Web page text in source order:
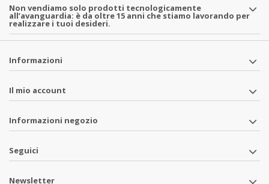
Non vendiamo solo prodotti tecnologicamente
all’avanguardia: è da oltre 15 anni che stiamo lavorando per
realizzare i tuoi desideri.
Informazioni
Il mio account
Informazioni negozio
Seguici
Newsletter